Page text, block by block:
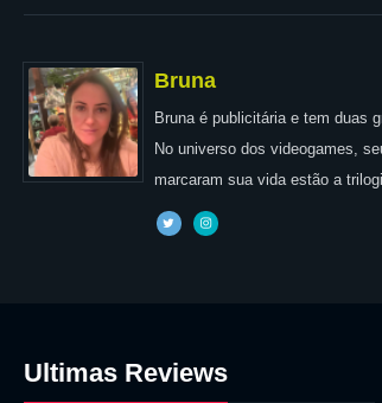
Bruna
Bruna é publicitária e tem duas
No universo dos videogames,
marcaram sua vida estão a
Ultimas Reviews